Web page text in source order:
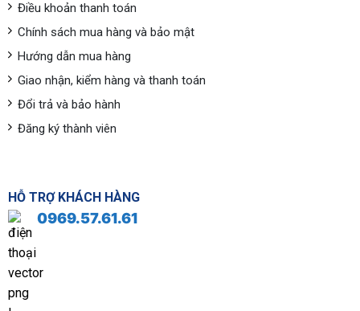
Điều khoản thanh toán
Chính sách mua hàng và bảo mật
Hướng dẫn mua hàng
Giao nhận, kiểm hàng và thanh toán
Đổi trả và bảo hành
Đăng ký thành viên
HỖ TRỢ KHÁCH HÀNG
0969.57.61.61